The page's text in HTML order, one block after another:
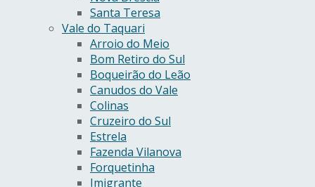
Santa Teresa
Vale do Taquari
Arroio do Meio
Bom Retiro do Sul
Boqueirão do Leão
Canudos do Vale
Colinas
Cruzeiro do Sul
Estrela
Fazenda Vilanova
Forquetinha
Imigrante